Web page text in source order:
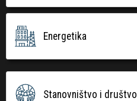
Energetika
Stanovništvo i društvo